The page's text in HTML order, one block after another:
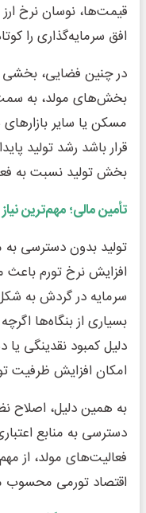
قیمت‌ها، نوسان نرخ
افق سرمایه‌گذاری را
در چنین فضایی، بخشی
بخش‌های مولد، به سمت
مسکن یا سایر بازارهای
قرار باشد رشد تولید
بخش تولید نسبت به
تأمین مالی؛ مهم‌ترین
تولید بدون دسترسی به
افزایش نرخ تورم باعث
سرمایه در گردش به
بسیاری از بنگاه‌ها
دلیل کمبود نقدینگی
امکان افزایش ظرفیت
به همین دلیل، اصلاح
دسترسی به منابع
فعالیت‌های مولد، از
اقتصاد تورمی